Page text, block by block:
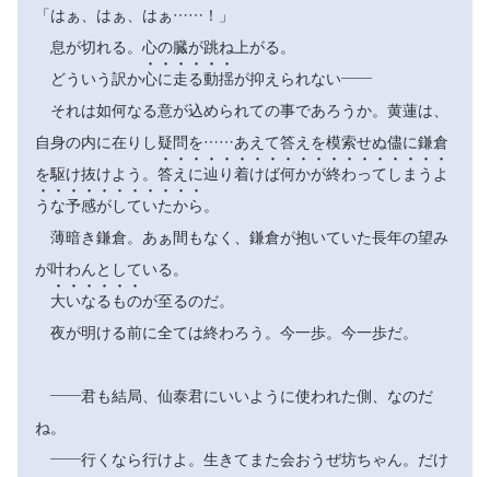
「はぁ、はぁ、はぁ……！」
息が切れる。心の臓が跳ね上がる。
どういう訳か心

に

走

る

動

揺

が抑えられない――
それは如何なる意が込められての事であろうか。黄蓮は、
自身の内に在りし疑問を……あえて答えを模索せぬ儘に鎌倉
を駆け抜けよう。 答

え

に

辿

り

着

け

ば

何

か

が

終

わ

っ

て

し

ま

う

よ

う

な

予

感

が

し

て

い

た

か

ら

。
薄暗き鎌倉。あぁ間もなく、鎌倉が抱いていた長年の望み
が叶わんとしている。
大

い

な

る

も

の

が至るのだ。
夜が明ける前に全ては終わろう。今一歩。今一歩だ。
――君も結局、仙泰君にいいように使われた側、なのだ
ね。
――行くなら行けよ。生きてまた会おうぜ坊ちゃん。だけ